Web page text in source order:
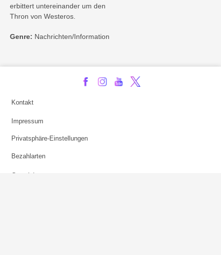
erbittert untereinander um den
Thron von Westeros.
Genre: Nachrichten/Information
Kontakt
Impressum
Privatsphäre-Einstellungen
Bezahlarten
Copyright